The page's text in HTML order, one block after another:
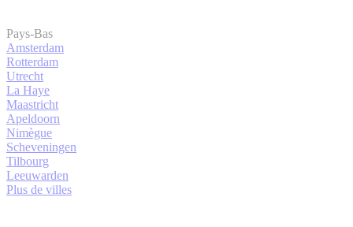
Pays-Bas
Amsterdam
Rotterdam
Utrecht
La Haye
Maastricht
Apeldoorn
Nimègue
Scheveningen
Tilbourg
Leeuwarden
Plus de villes